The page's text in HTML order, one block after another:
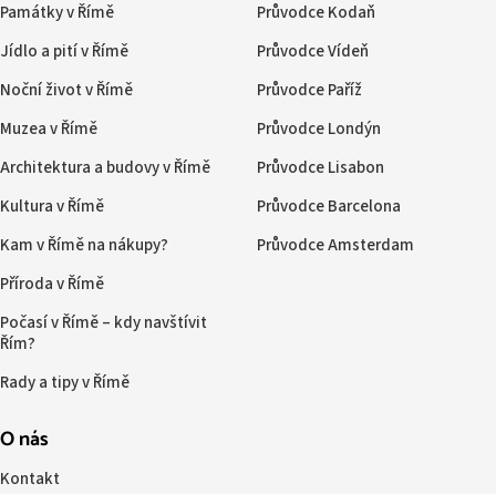
Památky v Římě
Jídlo a pití v Římě
Noční život v Římě
Muzea v Římě
Architektura a budovy v Římě
Kultura v Římě
Kam v Římě na nákupy?
Příroda v Římě
Počasí v Římě – kdy navštívit
Řím?
Rady a tipy v Římě
Průvodce Kodaň
Průvodce Vídeň
Průvodce Paříž
Průvodce Londýn
Průvodce Lisabon
Průvodce Barcelona
Průvodce Amsterdam
O nás
Kontakt